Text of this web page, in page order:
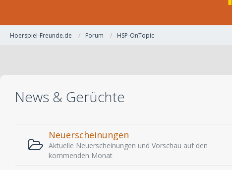
Hoerspiel-Freunde.de Forum HSP-OnTopic
News & Gerüchte
Neuerscheinungen
Aktuelle Neuerscheinungen und Vorschau auf den
kommenden Monat